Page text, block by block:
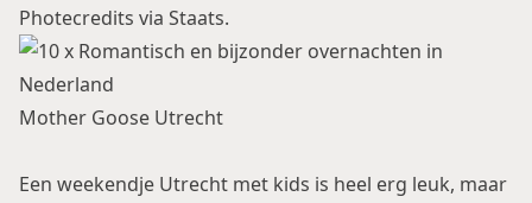
Photecredits via Staats.
Mother Goose Utrecht
Een weekendje Utrecht met kids is heel erg leuk, maar